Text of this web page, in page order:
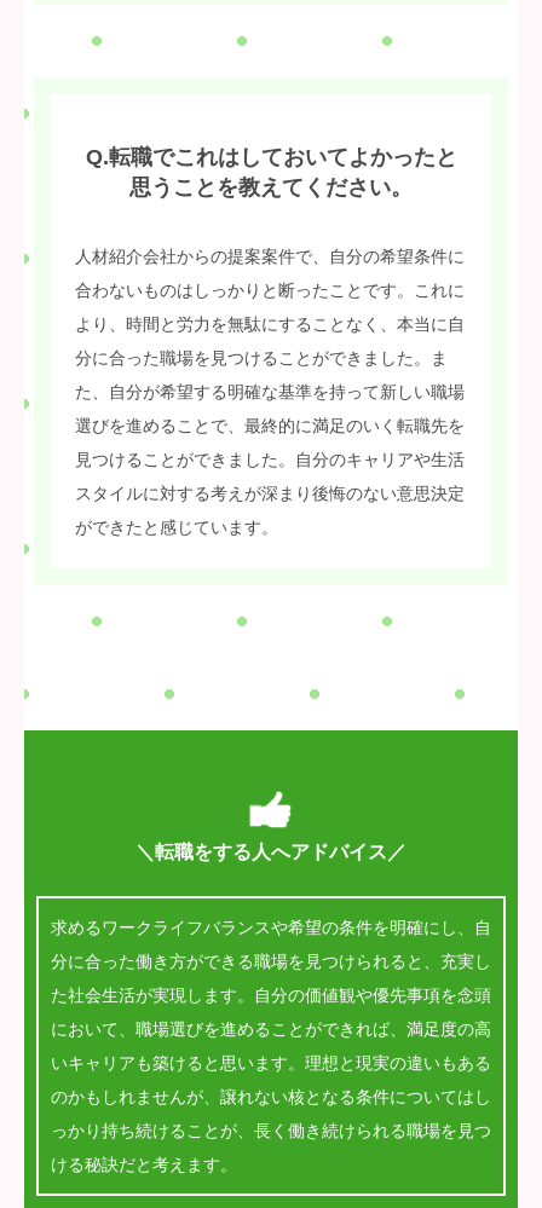
Q.転職でこれはしておいてよかったと
思うことを教えてください。
人材紹介会社からの提案案件で、自分の希望条件に
合わないものはしっかりと断ったことです。これに
より、時間と労力を無駄にすることなく、本当に自
分に合った職場を見つけることができました。ま
た、自分が希望する明確な基準を持って新しい職場
選びを進めることで、最終的に満足のいく転職先を
見つけることができました。自分のキャリアや生活
スタイルに対する考えが深まり後悔のない意思決定
ができたと感じています。
＼転職をする人へアドバイス／
求めるワークライフバランスや希望の条件を明確にし、自
分に合った働き方ができる職場を見つけられると、充実し
た社会生活が実現します。自分の価値観や優先事項を念頭
において、職場選びを進めることができれば、満足度の高
いキャリアも築けると思います。理想と現実の違いもある
のかもしれませんが、譲れない核となる条件についてはし
っかり持ち続けることが、長く働き続けられる職場を見つ
ける秘訣だと考えます。